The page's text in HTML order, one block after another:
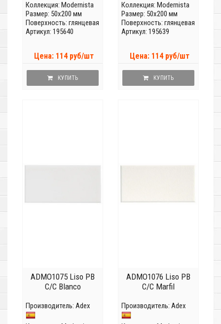
Коллекция: Modernista
Размер: 50x200 мм
Поверхность: глянцевая
Артикул: 195640
Цена: 114 руб/шт
КУПИТЬ
Коллекция: Modernista
Размер: 50x200 мм
Поверхность: глянцевая
Артикул: 195639
Цена: 114 руб/шт
КУПИТЬ
ADMO1075 Liso PB
C/C Blanco
Производитель: Adex
ADMO1076 Liso PB
C/C Marfil
Производитель: Adex